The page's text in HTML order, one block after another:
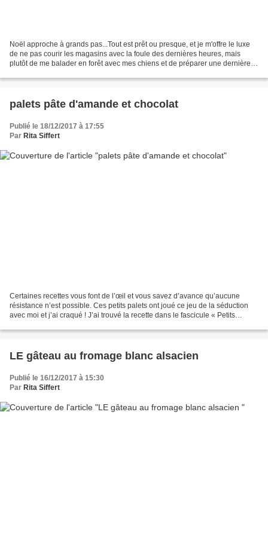
Noël approche à grands pas...Tout est prêt ou presque, et je m'offre le luxe
de ne pas courir les magasins avec la foule des dernières heures, mais
plutôt de me balader en forêt avec mes chiens et de préparer une dernière
palets pâte d'amande et chocolat
Publié le 18/12/2017 à 17:55
Par Rita Siffert
Certaines recettes vous font de l’œil et vous savez d’avance qu’aucune
résistance n’est possible. Ces petits palets ont joué ce jeu de la séduction
avec moi et j’ai craqué ! J’ai trouvé la recette dans le fascicule « Petits
LE gâteau au fromage blanc alsacien
Publié le 16/12/2017 à 15:30
Par Rita Siffert